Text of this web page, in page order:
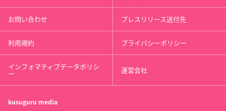
お問い合わせ プレスリリース送付先
利用規約 プライバシーポリシー
インフォマティブデータポリシ
ー 運営会社
kusuguru media